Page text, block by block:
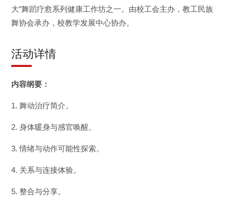
大”舞蹈疗愈系列健康工作坊之一。由校工会主办，教工民族
舞协会承办，校教学发展中心协办。
活动详情
内容纲要：
1. 舞动治疗简介。
2. 身体暖身与感官唤醒。
3. 情绪与动作可能性探索。
4. 关系与连接体验。
5. 整合与分享。